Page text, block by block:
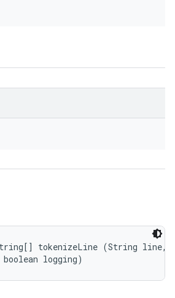
tokenizeLine (String line,
logging)